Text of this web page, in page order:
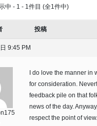
中 - 1 - 1件目 (全1件中)
投稿
9:45 PM
I do love the manner in
for consideration.
feedback pile on that
news of the day.
respect the point of view.